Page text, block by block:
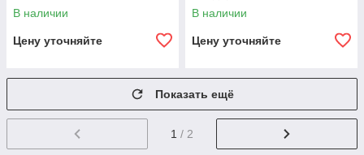
В наличии
Цену уточняйте
В наличии
Цену уточняйте
Показать ещё
1 / 2